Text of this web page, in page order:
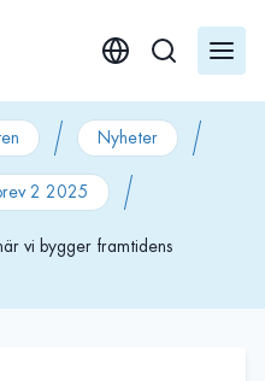
Nyheter
2 2025
vi bygger framtidens